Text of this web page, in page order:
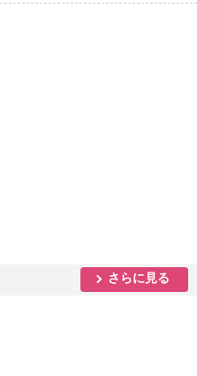
さらに見る